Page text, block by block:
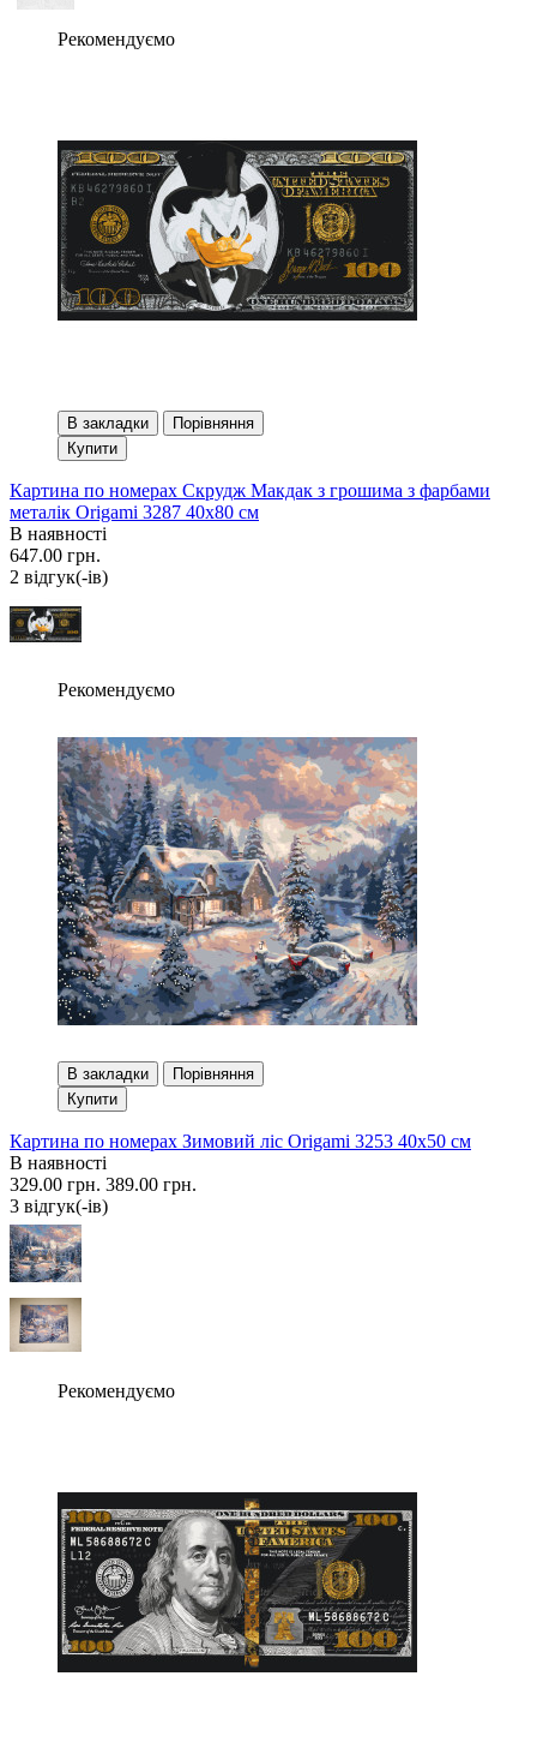
Рекомендуємо
В закладки
Порівняння
Купити
Картина по номерах Скрудж Макдак з грошима з фарбами
металік Origami 3287 40x80 см
В наявності
647.00 грн.
2 вiдгук(-iв)
Рекомендуємо
В закладки
Порівняння
Купити
Картина по номерах Зимовий ліс Origami 3253 40x50 см
В наявності
329.00 грн. 389.00 грн.
3 вiдгук(-iв)
Рекомендуємо